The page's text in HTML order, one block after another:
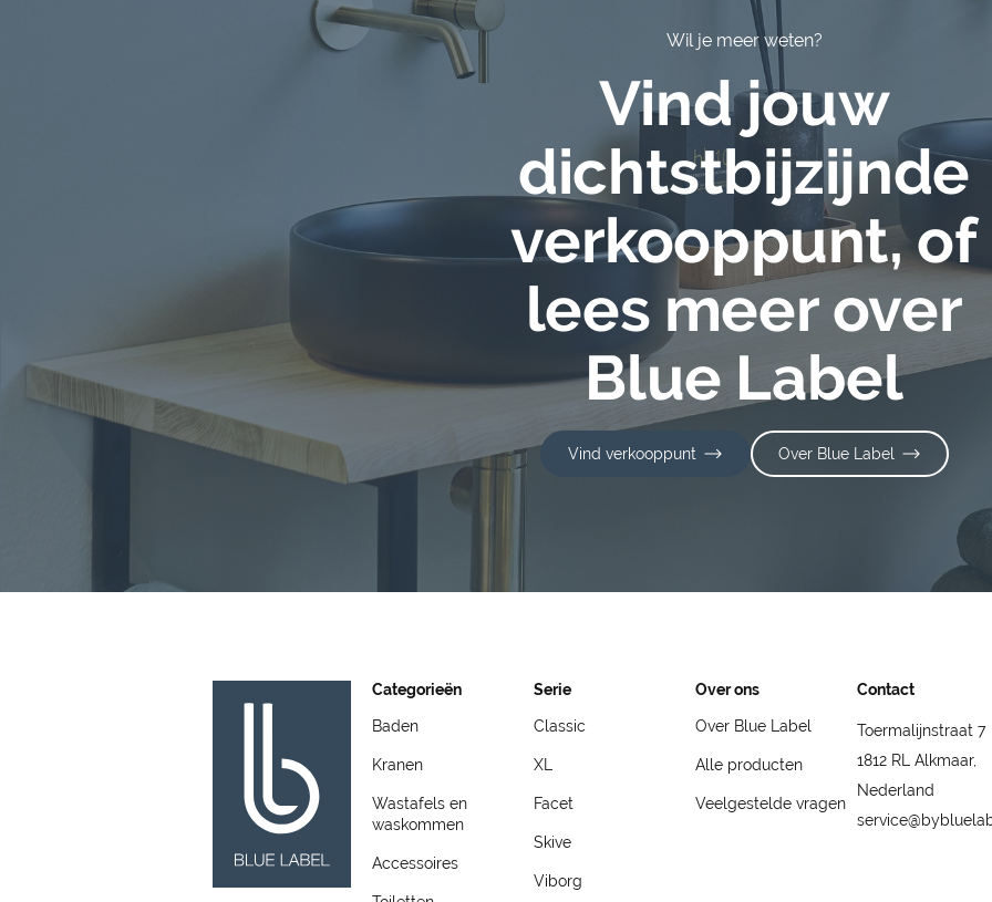
Wil je meer weten?
Vind jouw
dichtstbijzijnde
verkooppunt, of
lees meer over
Blue Label
Vind verkooppunt Over Blue Label
Categorieën
Baden
Kranen
Wastafels en
waskommen
Accessoires
Serie
Classic
XL
Facet
Skive
Viborg
Over ons
Over Blue Label
Alle producten
Veelgestelde vragen
Contact
Toermalijnstraat 7
1812 RL Alkmaar,
Nederland